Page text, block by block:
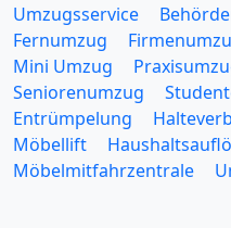
Umzugsservice
Fernumzug
Mini Umzug
Seniorenumzug
Entrümpelung
Möbellift
Möbelmitfahrzentrale